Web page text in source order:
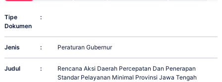
Tipe
Dokumen
:
Jenis : Peraturan Gubernur
Judul :
Rencana Aksi Daerah Percepatan Dan Penerapan
Standar Pelayanan Minimal Provinsi Jawa Tengah